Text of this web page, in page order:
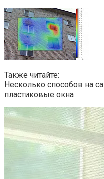
Также читайте:
Несколько способов на
пластиковые окна